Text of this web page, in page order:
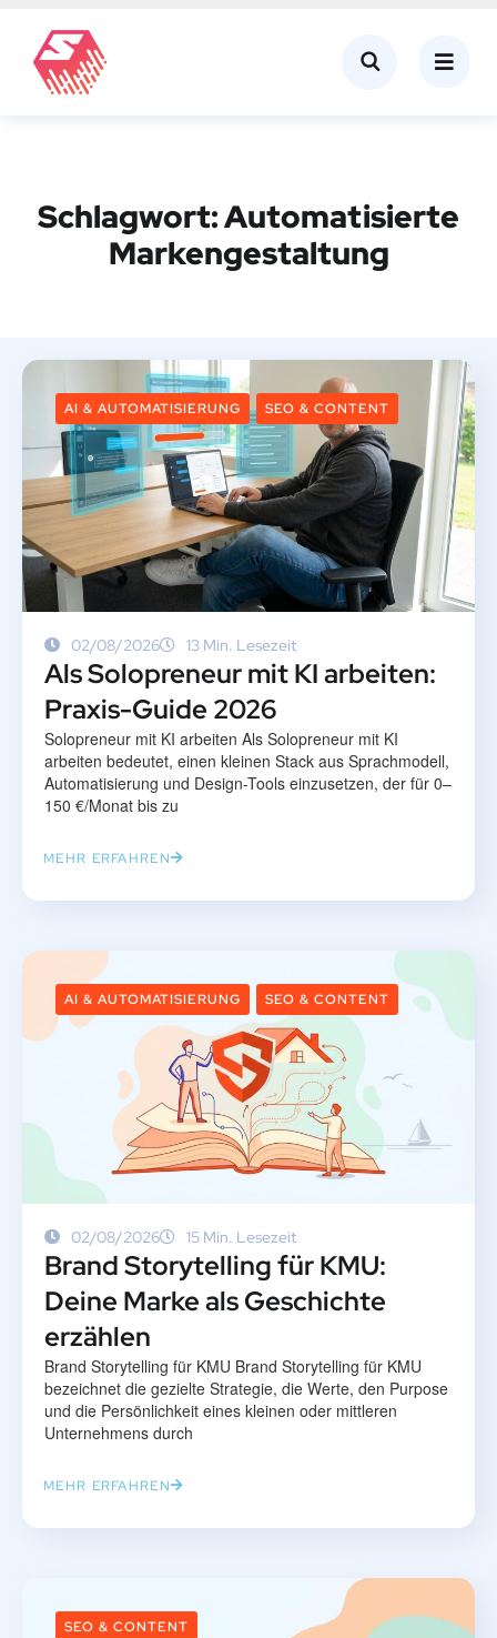
Schlagwort:Automatisierte
Markengestaltung
AI & AUTOMATISIERUNG SEO & CONTENT
02/08/2026 13 Min. Lesezeit
Als Solopreneur mit KI arbeiten:
Praxis-Guide 2026
Solopreneur mit KI arbeiten Als Solopreneur mit KI
arbeiten bedeutet, einen kleinen Stack aus Sprachmodell,
Automatisierung und Design-Tools einzusetzen, der für 0–
150 €/Monat bis zu
MEHR ERFAHREN
AI & AUTOMATISIERUNG SEO & CONTENT
02/08/2026 15 Min. Lesezeit
Brand Storytelling für KMU:
Deine Marke als Geschichte
erzählen
Brand Storytelling für KMU Brand Storytelling für KMU
bezeichnet die gezielte Strategie, die Werte, den Purpose
und die Persönlichkeit eines kleinen oder mittleren
Unternehmens durch
MEHR ERFAHREN
SEO & CONTENT